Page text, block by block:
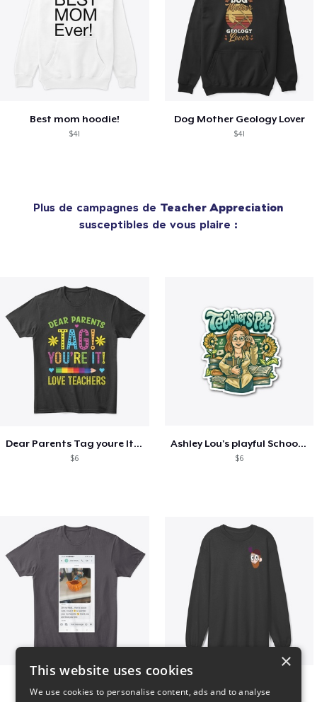
Best mom hoodie!
$41
Dog Mother Geology Lover
$41
Plus de campagnes de Teacher Appreciation
susceptibles de vous plaire :
Dear Parents Tag youre It Love Teachers
$6
Ashley Lou's playful School🏠 Collection
$6
$24 $36
×
This website uses cookies
We use cookies to personalise content, ads and to analyse